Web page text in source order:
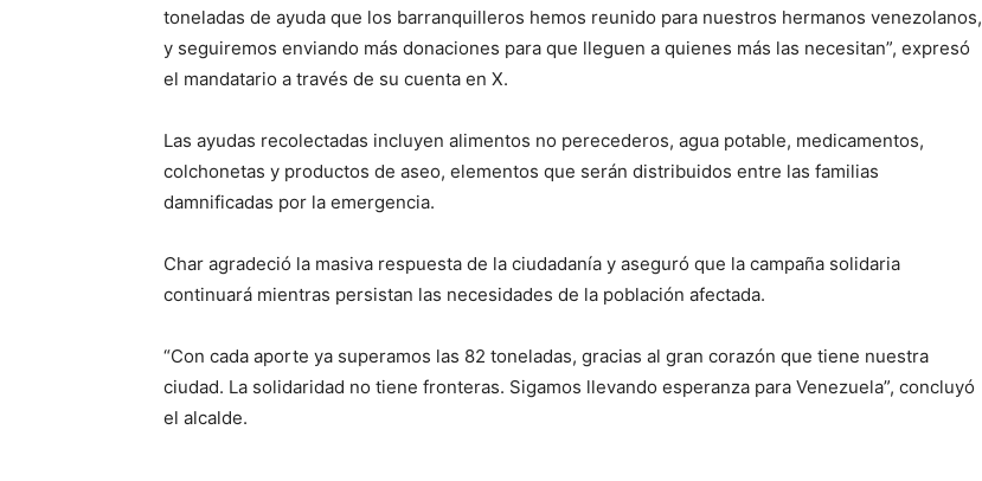
toneladas de ayuda que los barranquilleros hemos reunido para nuestros hermanos venezolanos,
y seguiremos enviando más donaciones para que lleguen a quienes más las necesitan”, expresó
el mandatario a través de su cuenta en X.
Las ayudas recolectadas incluyen alimentos no perecederos, agua potable, medicamentos,
colchonetas y productos de aseo, elementos que serán distribuidos entre las familias
damnificadas por la emergencia.
Char agradeció la masiva respuesta de la ciudadanía y aseguró que la campaña solidaria
continuará mientras persistan las necesidades de la población afectada.
“Con cada aporte ya superamos las 82 toneladas, gracias al gran corazón que tiene nuestra
ciudad. La solidaridad no tiene fronteras. Sigamos llevando esperanza para Venezuela”, concluyó
el alcalde.